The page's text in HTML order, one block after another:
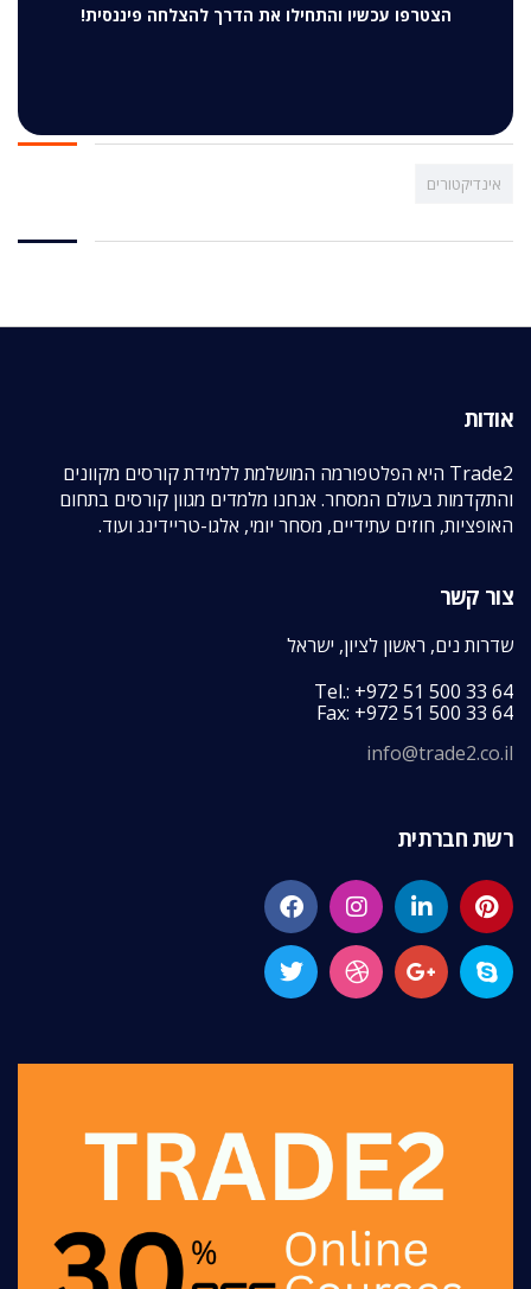
הצטרפו עכשיו והתחילו את הדרך להצלחה פיננסית!
אינדיקטורים
אודות
Trade2 היא הפלטפורמה המושלמת ללמידת קורסים מקוונים
והתקדמות בעולם המסחר. אנחנו מלמדים מגוון קורסים בתחום
האופציות, חוזים עתידיים, מסחר יומי, אלגו-טריידינג ועוד.
צור קשר
שדרות נים, ראשון לציון, ישראל
Tel.: +972 51 500 33 64
Fax: +972 51 500 33 64
info@trade2.co.il
רשת חברתית